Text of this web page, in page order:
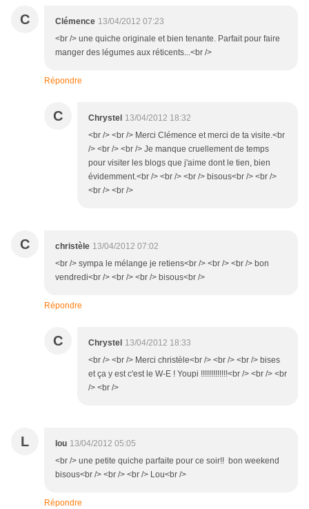
C Clémence 13/04/2012 07:23
<br /> une quiche originale et bien tenante. Parfait pour faire
manger des légumes aux réticents...<br />
Répondre
C Chrystel 13/04/2012 18:32
<br /> <br /> Merci Clémence et merci de ta visite.<br
/> <br /> <br /> Je manque cruellement de temps
pour visiter les blogs que j'aime dont le tien, bien
évidemment.<br /> <br /> <br /> bisous<br /> <br />
<br /> <br />
C christèle 13/04/2012 07:02
<br /> sympa le mélange je retiens<br /> <br /> <br /> bon
vendredi<br /> <br /> <br /> bisous<br />
Répondre
C Chrystel 13/04/2012 18:33
<br /> <br /> Merci christèle<br /> <br /> <br /> bises
et ça y est c'est le W-E ! Youpi !!!!!!!!!!!!!<br /> <br /> <br
/> <br />
L lou 13/04/2012 05:05
<br /> une petite quiche parfaite pour ce soir!! bon weekend
bisous<br /> <br /> <br /> Lou<br />
Répondre